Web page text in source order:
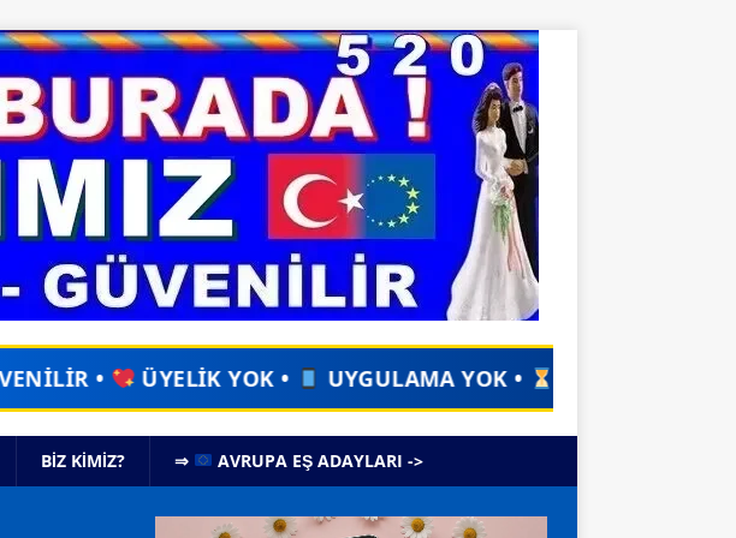
• UYGULAMA YOK • ZAMAN KAYBI YOK •
BIZ KIMIZ? ⇒ AVRUPA EŞ ADAYLARI ->